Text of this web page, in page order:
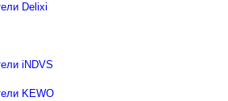
Delixi
iNDVS
KEWO